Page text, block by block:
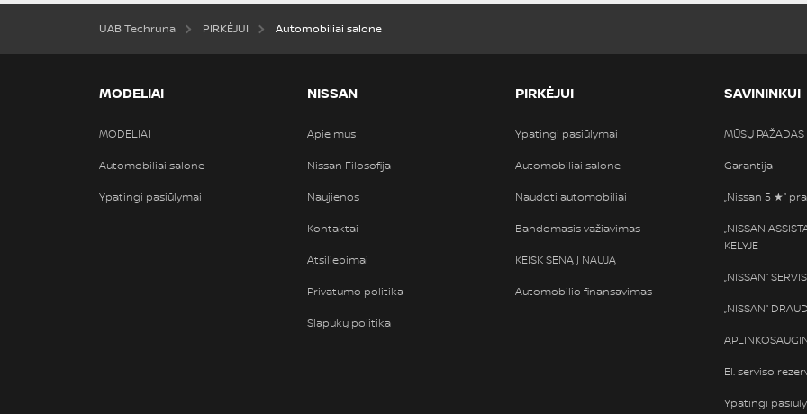
UAB Techruna PIRKĖJUI Automobiliai salone
MODELIAI
MODELIAI
Automobiliai salone
Ypatingi pasiūlymai
NISSAN
Apie mus
Nissan Filosofija
Naujienos
Kontaktai
Atsiliepimai
Privatumo politika
Slapukų politika
PIRKĖJUI
Ypatingi pasiūlymai
Automobiliai salone
Naudoti automobiliai
Bandomasis važiavimas
KEISK SENĄ Į NAUJĄ
Automobilio finansavimas
SAVININKUI
MŪSŲ PAŽADAS
Garantija
„Nissan 5 ★“
„NISSAN
KELYJE
„NISSAN“
„NISSAN“
El. serviso
Ypatingi